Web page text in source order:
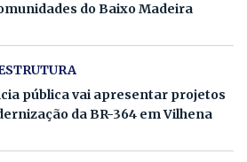
do Baixo Madeira
pública vai apresentar projetos
da BR-364 em Vilhena